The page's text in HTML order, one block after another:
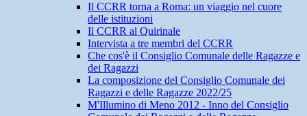
Il CCRR torna a Roma: un viaggio nel cuore
delle istituzioni
Il CCRR al Quirinale
Intervista a tre membri del CCRR
Che cos'è il Consiglio Comunale delle Ragazze e
dei Ragazzi
La composizione del Consiglio Comunale dei
Ragazzi e delle Ragazze 2022/25
M'Illumino di Meno 2012 - Inno del Consiglio